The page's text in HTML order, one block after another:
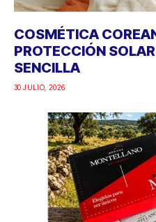
COSMÉTICA
PROTECCIÓN
SENCILLA
30 JULIO, 2026